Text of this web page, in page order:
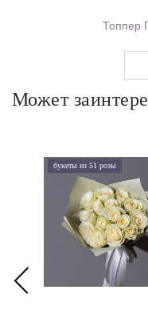
Топпер
Может
букеты из 51 розы